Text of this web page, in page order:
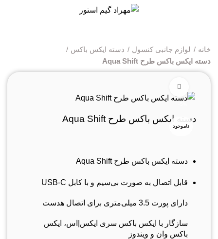
خانه لوازم جانبی کنسول
دسته ایکس باکس
دسته ایکس باکس طرح Aqua Shift
ناموجود
دسته ایکس باکس طرح Aqua Shift
دسته ایکس باکس طرح Aqua Shift
قابل اتصال به صورت بی‌سیم و با کابل USB-C
دارای پورت 3.5 میلی‌متری برای اتصال هدست
سازگار با ایکس باکس سری ایکس|اس، ایکس
باکس وان و ویندوز